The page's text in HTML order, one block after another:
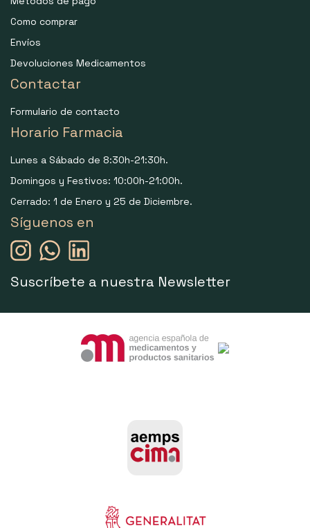
Como comprar
Envíos
Devoluciones Medicamentos
Contactar
Formulario de contacto
Horario Farmacia
Lunes a Sábado de 8:30h-21:30h.
Domingos y Festivos: 10:00h-21:00h.
Cerrado: 1 de Enero y 25 de Diciembre.
Síguenos en
Suscríbete a nuestra Newsletter